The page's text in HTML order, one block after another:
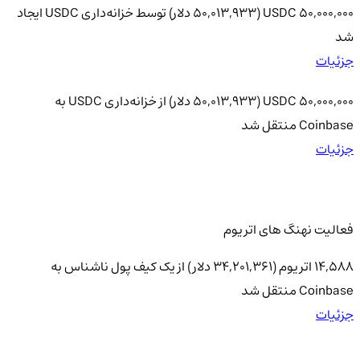
50,000,000 USDC (50,013,933 دلار) توسط خزانه‌داری USDC ایجاد
شد
جزئیات
50,000,000 USDC (50,013,933 دلار) از خزانه‌داری USDC به
Coinbase منتقل شد
جزئیات
فعالیت نهنگ های اتریوم
14,588 اتریوم (34,201,361 دلار) از یک کیف پول ناشناس به
Coinbase منتقل شد
جزئیات